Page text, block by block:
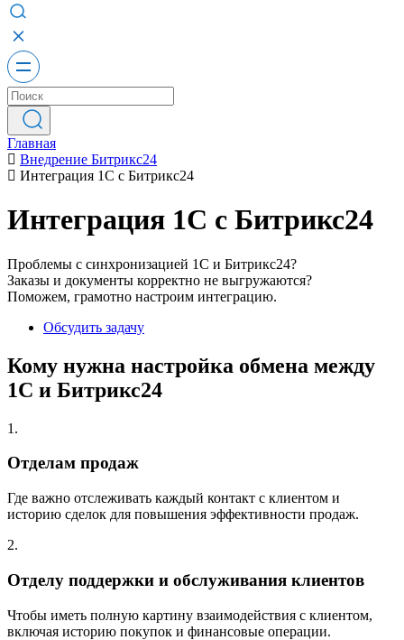
Главная
Внедрение Битрикс24
Интеграция 1С с Битрикс24
Интеграция 1С с Битрикс24
Проблемы с синхронизацией 1С и Битрикс24?
Заказы и документы корректно не выгружаются?
Поможем, грамотно настроим интеграцию.
Обсудить задачу
Кому нужна настройка обмена между
1С и Битрикс24
1.
Отделам продаж
Где важно отслеживать каждый контакт с клиентом и
историю сделок для повышения эффективности продаж.
2.
Отделу поддержки и обслуживания клиентов
Чтобы иметь полную картину взаимодействия с клиентом,
включая историю покупок и финансовые операции.